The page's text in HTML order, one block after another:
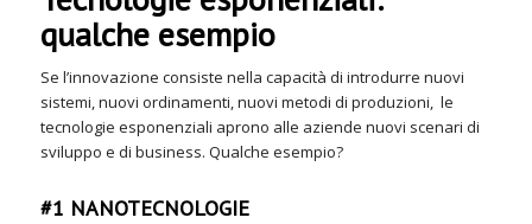
qualche esempio
Se l’innovazione consiste nella capacità di introdurre nuovi
sistemi, nuovi ordinamenti, nuovi metodi di produzioni, le
tecnologie esponenziali aprono alle aziende nuovi scenari di
sviluppo e di business. Qualche esempio?
#1 NANOTECNOLOGIE